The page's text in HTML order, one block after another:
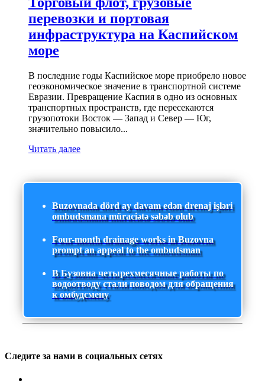
перевозки и портовая
инфраструктура на Каспийском
море
В последние годы Каспийское море приобрело новое
геоэкономическое значение в транспортной системе
Евразии. Превращение Каспия в одно из основных
транспортных пространств, где пересекаются
грузопотоки Восток — Запад и Север — Юг,
значительно повысило...
Читать далее
Buzovnada dörd ay davam edən drenaj işləri
ombudsmana müraciətə səbəb olub
Four-month drainage works in Buzovna
prompt an appeal to the ombudsman
В Бузовна четырехмесячные работы по
водоотводу стали поводом для обращения
к омбудсмену
Следите за нами в социальных сетях